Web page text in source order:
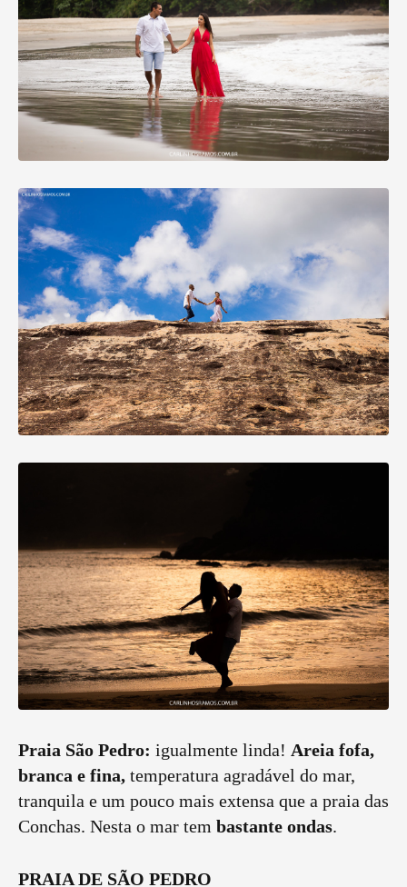
Praia São Pedro: igualmente linda! Areia fofa,
branca e fina, temperatura agradável do mar,
tranquila e um pouco mais extensa que a praia das
Conchas. Nesta o mar tem bastante ondas.
PRAIA DE SÃO PEDRO